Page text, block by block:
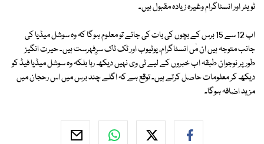
ٹویٹر اور انسٹاگرام وغیرہ زیادہ مقبول ہیں۔
اب 12 سے 15 برس کے بچوں کی بات کی جائے تو معلوم ہوگا کہ وہ سوشل میڈیا کی
جانب متوجہ ہیں ان مٰں انسٹاگرام، یوٹیوب اور ٹک ٹاک سرِفہرست ہیں۔ حیرت انگیز
طورپر نوجوان طبقہ اب خبروں کے لیے ٹی وی نہیں دیکھ رہا بلکہ وہ سوشل میڈیا فیڈ کو
دیکھ کر معلومات حاصل کرتے ہیں۔ توقع ہے کہ اگلے چند برس میں اس رحجان میں
مزید اضافہ ہوگا۔